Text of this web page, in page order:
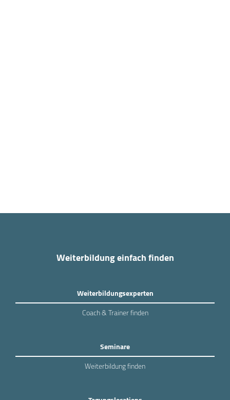
Weiterbildung einfach finden
Weiterbildungsexperten
Coach & Trainer finden
Seminare
Weiterbildung finden